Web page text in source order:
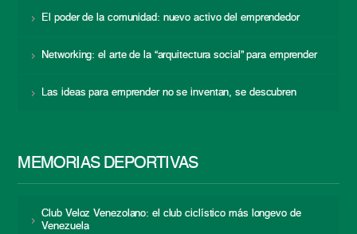
El poder de la comunidad: nuevo activo del emprendedor
Networking: el arte de la “arquitectura social” para emprender
Las ideas para emprender no se inventan, se descubren
MEMORIAS DEPORTIVAS
Club Veloz Venezolano: el club ciclístico más longevo de
Venezuela